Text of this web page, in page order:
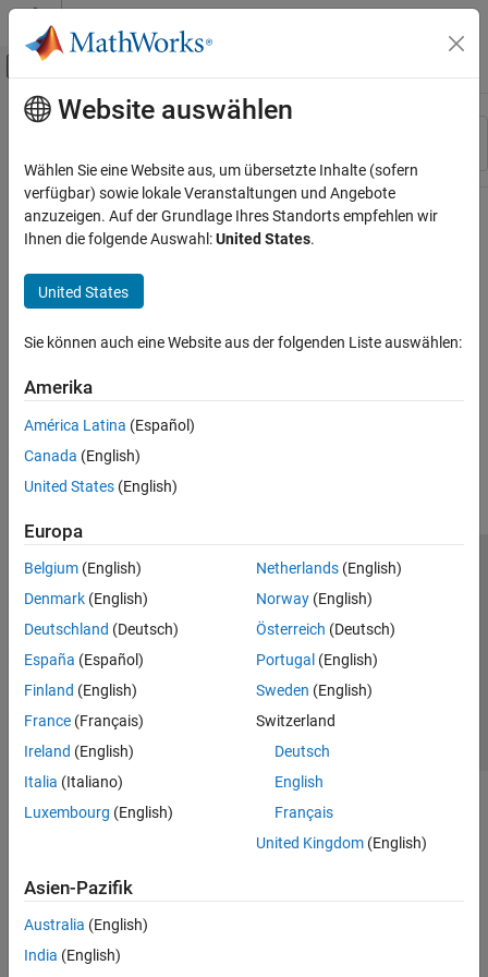
Weiter zum Inhalt
Umschaltung für Off-Canvas-
Ressource
Hauptinhalt
Website auswählen
Wählen Sie eine Website aus, um übersetzte Inhalte (sofern
verfügbar) sowie lokale Veranstaltungen und Angebote
anzuzeigen. Auf der Grundlage Ihres Standorts empfehlen wir
Ihnen die folgende Auswahl:United States.
United States
Sie können auch eine Website aus der folgenden Liste auswählen:
Amerika
América Latina (Español)
Canada (English)
United States (English)
Europa
Belgium (English)
Denmark (English)
Deutschland (Deutsch)
España (Español)
Finland (English)
France (Français)
Ireland (English)
Italia (Italiano)
Luxembourg (English)
Netherlands(English)
Norway(English)
Österreich (Deutsch)
Portugal (English)
Sweden (English)
Switzerland
Deutsch
English
Français
United Kingdom(English)
Asien-Pazifik
Australia (English)
India (English)
Trust Center
Datenschutz-Richtlinien
Datendiebstahl verhindern
Status von Anwendungen
© 1994-2026 The MathWorks, Inc.
Website auswählen
Deutschland